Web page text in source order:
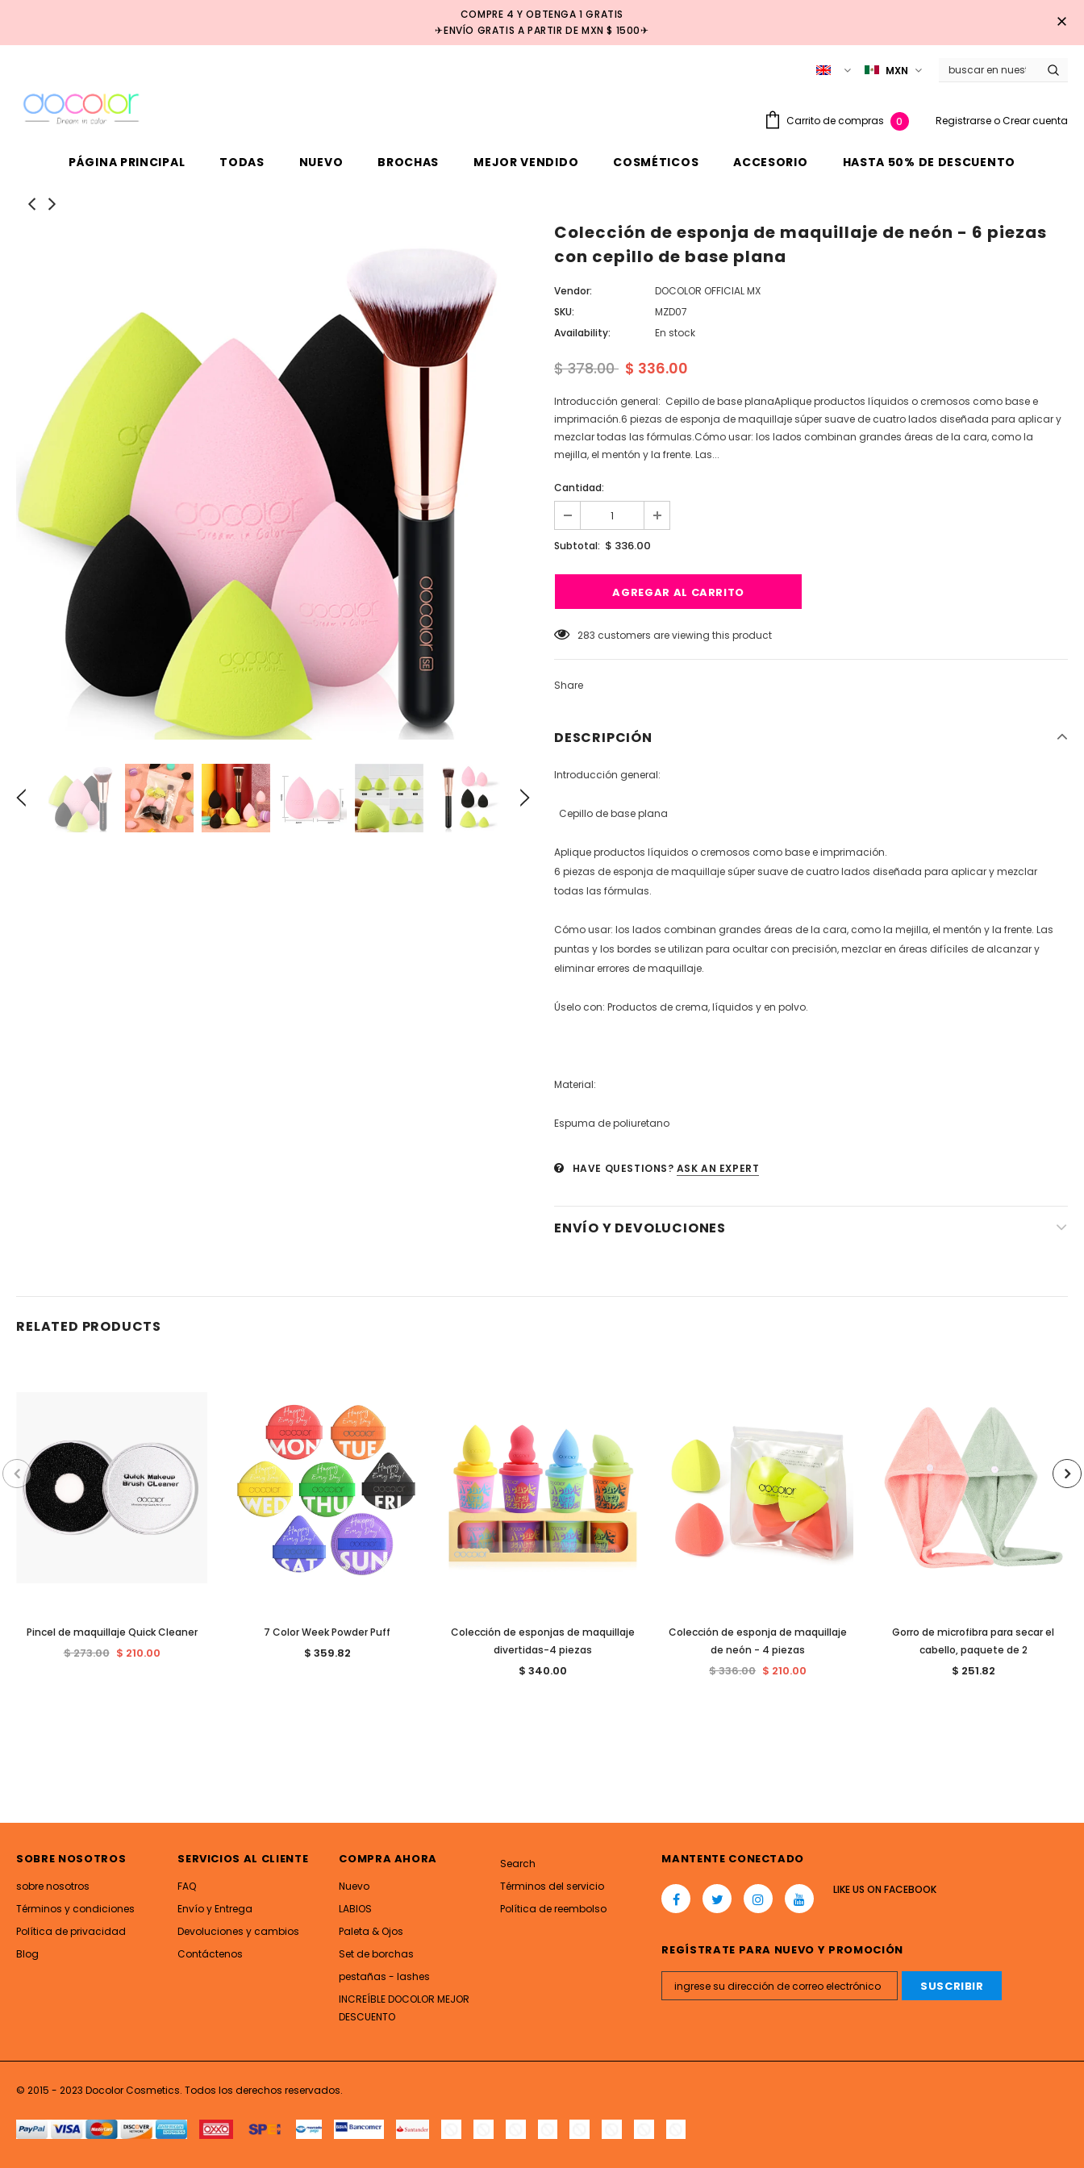
COMPRE 4 Y OBTENGA 1 GRATIS
✈ENVÍO GRATIS A PARTIR DE MXN $ 1500✈
MXN
Carrito de compras 0 RegistrarseoCrear cuenta
PÁGINA PRINCIPAL TODAS NUEVO BROCHAS MEJOR VENDIDO COSMÉTICOS ACCESORIO HASTA 50% DE DESCUENTO
Colección de esponja de maquillaje de neón - 6 piezas
con cepillo de base plana
Vendor:
DOCOLOR OFFICIAL MX
SKU:
MZD07
Availability:
En stock
$ 378.00 $ 336.00
Introducción general: Cepillo de base planaAplique productos líquidos o cremosos como base e
imprimación.6 piezas de esponja de maquillaje súper suave de cuatro lados diseñada para aplicar y
mezclar todas las fórmulas.Cómo usar: los lados combinan grandes áreas de la cara, como la
mejilla, el mentón y la frente. Las...
Cantidad:
Subtotal: $ 336.00
10customers are viewing this product
Share
DESCRIPCIÓN
Introducción general:
Cepillo de base plana
Aplique productos líquidos o cremosos como base e imprimación.
6 piezas de esponja de maquillaje súper suave de cuatro lados diseñada para aplicar y mezclar
todas las fórmulas.
Cómo usar: los lados combinan grandes áreas de la cara, como la mejilla, el mentón y la frente. Las
puntas y los bordes se utilizan para ocultar con precisión, mezclar en áreas difíciles de alcanzar y
eliminar errores de maquillaje.
Úselo con: Productos de crema, líquidos y en polvo.
Material:
Espuma de poliuretano
HAVE QUESTIONS? ASK AN EXPERT
ENVÍO Y DEVOLUCIONES
RELATED PRODUCTS
Pincel de maquillaje Quick Cleaner
$ 273.00 $ 210.00
7 Color Week Powder Puff
$ 359.82
Colección de esponjas de maquillaje
divertidas-4 piezas
$ 340.00
Colección de esponja de maquillaje
de neón - 4 piezas
$ 336.00 $ 210.00
Gorro de microfibra para secar el
cabello, paquete de 2
$ 251.82
SOBRE NOSOTROS
sobre nosotros
Términos y condiciones
Política de privacidad
Blog
SERVICIOS AL CLIENTE
FAQ
Envío y Entrega
Devoluciones y cambios
Contáctenos
COMPRA AHORA
Nuevo
LABIOS
Paleta & Ojos
Set de borchas
pestañas - lashes
INCREÍBLE DOCOLOR MEJOR
DESCUENTO
Search
Términos del servicio
Política de reembolso
MANTENTE CONECTADO
LIKE USONFACEBOOK
REGÍSTRATE PARA NUEVO Y PROMOCIÓN
© 2015 - 2023 Docolor Cosmetics. Todos los derechos reservados.